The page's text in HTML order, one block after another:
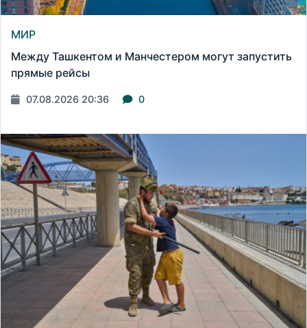
МИР
Между Ташкентом и Манчестером могут запустить
прямые рейсы
07.08.2026 20:36 0